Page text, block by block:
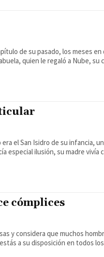
de su pasado, los meses en
quien le regaló a Nube, su
el San Isidro de su infancia,
especial ilusión, su madre vivía
cómplices
y considera que muchos
a su disposición en todos los